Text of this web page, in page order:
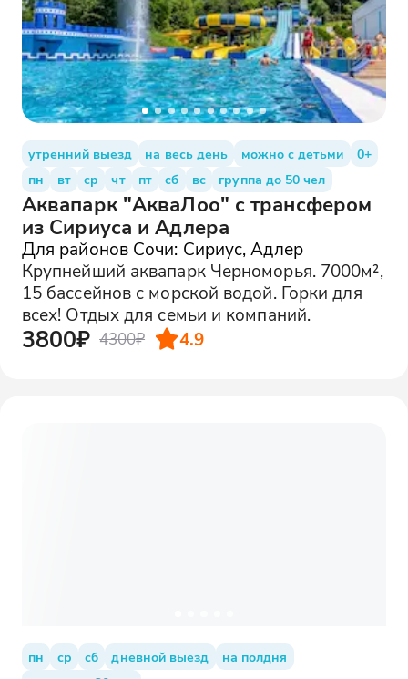
утренний выезд на весь день можно с детьми
0+
пн
вт ср чт пт сб вс группа до 50 чел
Аквапарк "АкваЛоо" с трансфером
из Сириуса и Адлера
Для районов Сочи: Сириус, Адлер
Крупнейший аквапарк Черноморья. 7000м²,
15 бассейнов с морской водой. Горки для
всех! Отдых для семьи и компаний.
3800₽ 4300₽ 4.9
пн ср сб дневной выезд
на полдня